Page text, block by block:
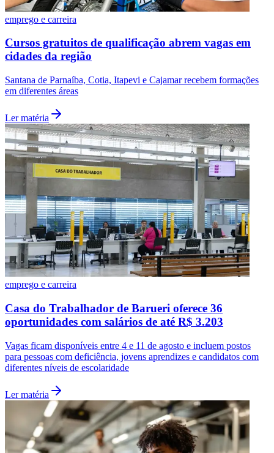
Flamengo
Fluminense
emprego e carreira
Cursos gratuitos de qualificação abrem vagas em
cidades da região
Santana de Parnaíba, Cotia, Itapevi e Cajamar recebem formações
em diferentes áreas
Ler matéria
emprego e carreira
Casa do Trabalhador de Barueri oferece 36
oportunidades com salários de até R$ 3.203
Vagas ficam disponíveis entre 4 e 11 de agosto e incluem postos
para pessoas com deficiência, jovens aprendizes e candidatos com
diferentes níveis de escolaridade
Ler matéria